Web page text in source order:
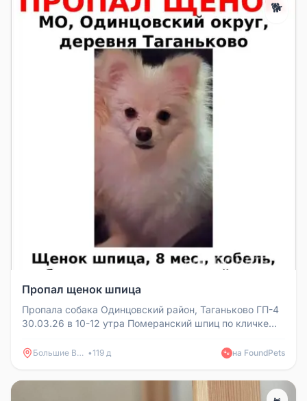
🐕
Пропал щенок шпица
Пропала собака Одинцовский район, Таганьково ГП-4
30.03.26 в 10-12 утра Померанский шпиц по кличке
Большие Вяземы •119 д 🐾 на FoundPets